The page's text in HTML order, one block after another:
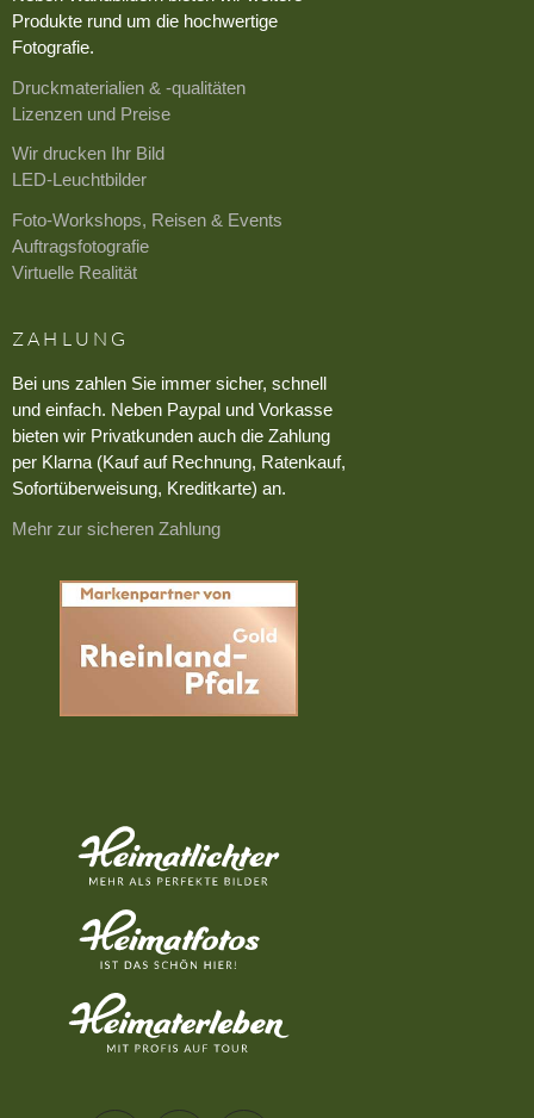
Produkte rund um die hochwertige
Fotografie.
Druckmaterialien & -qualitäten
Lizenzen und Preise
Wir drucken Ihr Bild
LED-Leuchtbilder
Foto-Workshops, Reisen & Events
Auftragsfotografie
Virtuelle Realität
ZAHLUNG
Bei uns zahlen Sie immer sicher, schnell
und einfach. Neben Paypal und Vorkasse
bieten wir Privatkunden auch die Zahlung
per Klarna (Kauf auf Rechnung, Ratenkauf,
Sofortüberweisung, Kreditkarte) an.
Mehr zur sicheren Zahlung